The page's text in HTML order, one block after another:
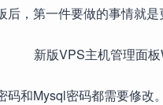
，第一件要做的事情就是
和Mysql密码都需要修改。